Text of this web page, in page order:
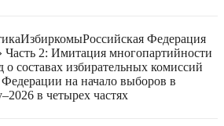
ИзбиркомыРоссийская Федерация
Часть 2: Имитация многопартийности
составах избирательных комиссий
на начало выборов в
в четырех частях